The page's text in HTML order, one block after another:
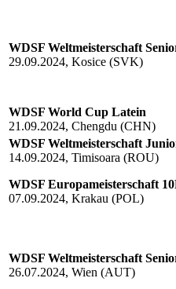
WDSF Weltmeisterschaft
29.09.2024, Kosice (SVK)
WDSF World Cup Latein
21.09.2024, Chengdu (CHN)
WDSF Weltmeisterschaft
14.09.2024, Timisoara (ROU)
WDSF Europameisterschaft
07.09.2024, Krakau (POL)
WDSF Weltmeisterschaft
26.07.2024, Wien (AUT)